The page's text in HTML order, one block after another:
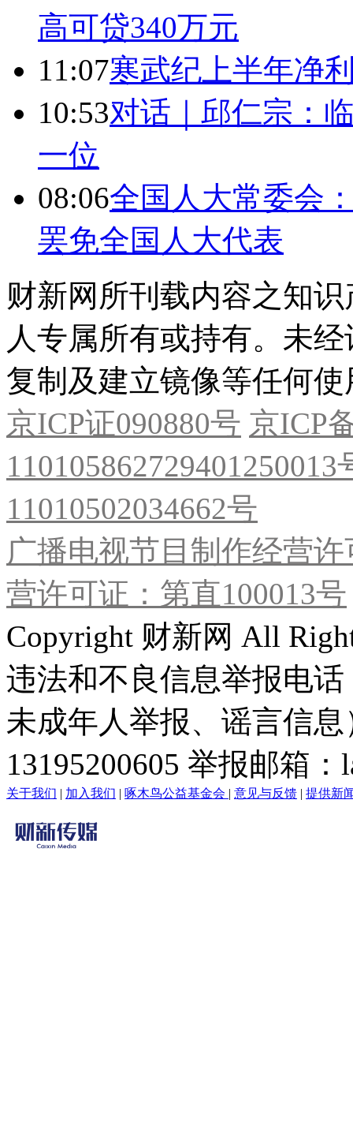
高可贷340万元
11:07寒武纪上半年净
10:53对话｜邱仁宗：
一位
08:06全国人大常委会
罢免全国人大代表
财新网所刊载内容之知
人专属所有或持有。未
复制及建立镜像等任何使
京ICP证090880号 京ICP
11010502034662号
广播电视节目制作经营
营许可证：第直100013号
Copyright 财新网 All
违法和不良信息举报电
未成年人举报、谣言信
13195200605 举报邮箱
关于我们 | 加入我们 | 啄木鸟公益基金会 | 意见与反馈 | 提供新